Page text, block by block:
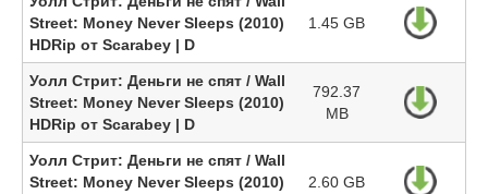
Street: Money Never Sleeps (2010)
HDRip от Scarabey | D
1.45 GB
Уолл Стрит: Деньги не спят / Wall
Street: Money Never Sleeps (2010)
HDRip от Scarabey | D
792.37
MB
Уолл Стрит: Деньги не спят / Wall
Street: Money Never Sleeps (2010)
2.60 GB